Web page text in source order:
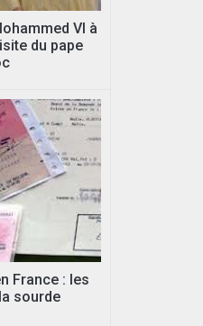
VI à
du pape
France : les
sourde